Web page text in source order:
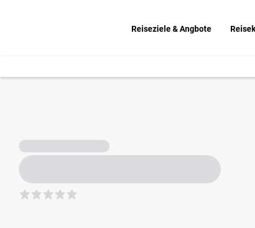
Reiseziele & Angbote
5